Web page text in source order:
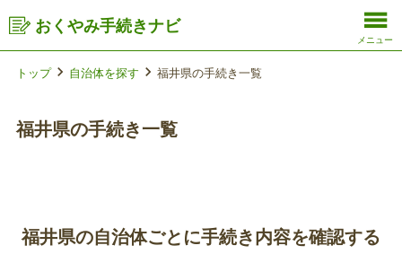
おくやみ手続きナビ
メニュー
トップ 自治体を探す 福井県の手続き一覧
福井県の手続き一覧
福井県の自治体ごとに手続き内容を確認する